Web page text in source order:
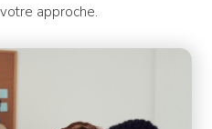
approche.